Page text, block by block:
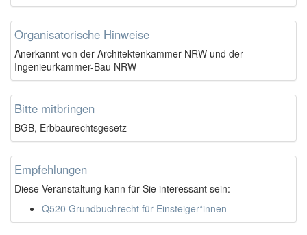
Organisatorische Hinweise
Anerkannt von der Architektenkammer NRW und der
Ingenieurkammer-Bau NRW
Bitte mitbringen
BGB, Erbbaurechtsgesetz
Empfehlungen
Diese Veranstaltung kann für Sie interessant sein:
Q520 Grundbuchrecht für Einsteiger*innen